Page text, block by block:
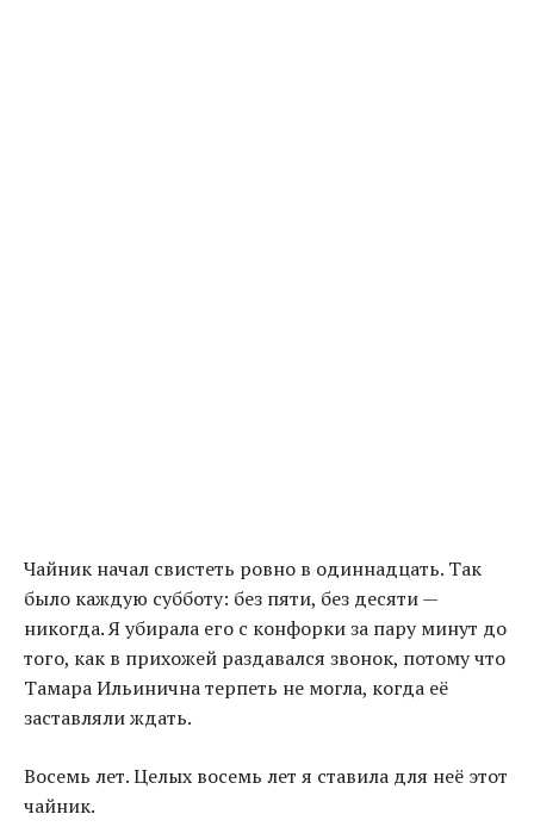
Чайник начал свистеть ровно в одиннадцать. Так
было каждую субботу: без пяти, без десяти —
никогда. Я убирала его с конфорки за пару минут до
того, как в прихожей раздавался звонок, потому что
Тамара Ильинична терпеть не могла, когда её
заставляли ждать.
Восемь лет. Целых восемь лет я ставила для неё этот
чайник.